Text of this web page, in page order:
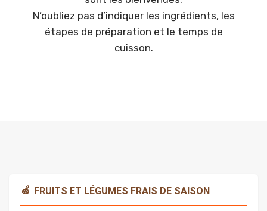
N’oubliez pas d’indiquer les ingrédients, les
étapes de préparation et le temps de
cuisson.
🍏 FRUITS ET LÉGUMES FRAIS DE SAISON